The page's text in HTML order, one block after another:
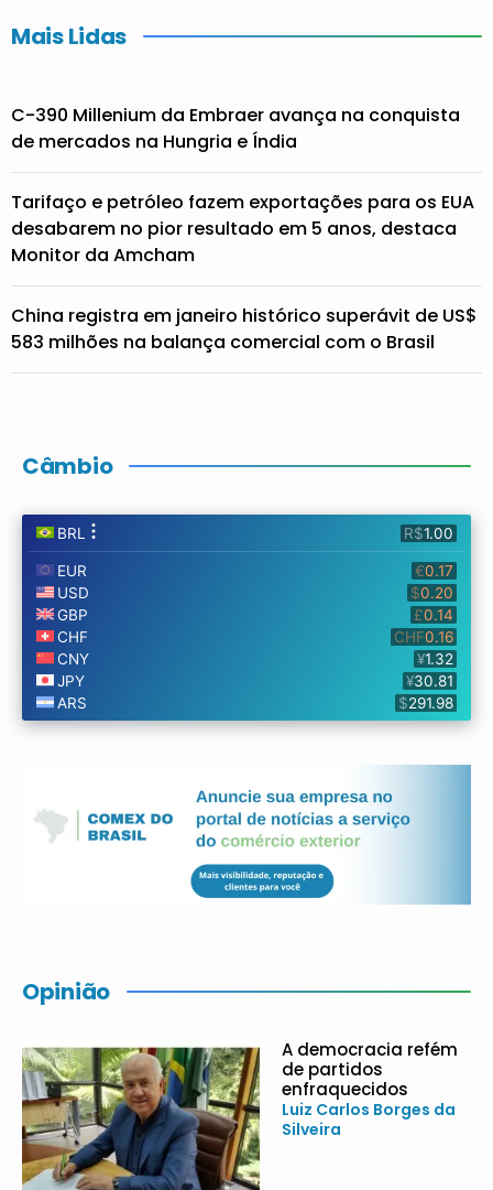
Mais Lidas
C-390 Millenium da Embraer avança na conquista
de mercados na Hungria e Índia
Tarifaço e petróleo fazem exportações para os EUA
desabarem no pior resultado em 5 anos, destaca
Monitor da Amcham
China registra em janeiro histórico superávit de US$
583 milhões na balança comercial com o Brasil
Câmbio
Opinião
A democracia refém
de partidos
enfraquecidos
Luiz Carlos Borges da
Silveira